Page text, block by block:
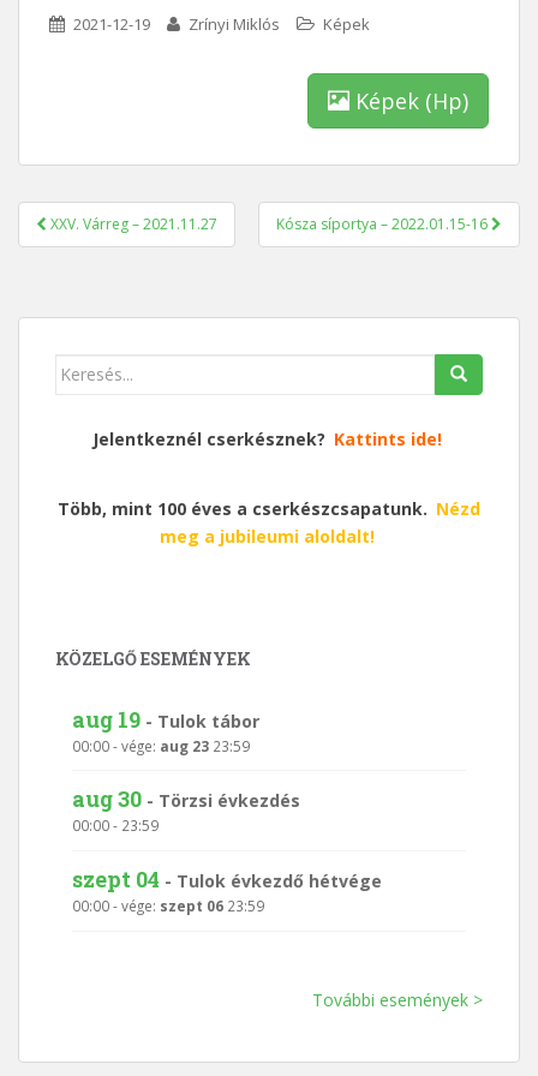
2021-12-19 Zrínyi Miklós Képek
Képek (Hp)
Bejegyzés
navigáció
XXV. Várreg – 2021.11.27 Kósza síportya – 2022.01.15-16
Keresés
Jelentkeznél cserkésznek? Kattints ide!
Több, mint 100 éves a cserkészcsapatunk. Nézd
meg a jubileumi aloldalt!
KÖZELGŐ ESEMÉNYEK
aug 19 - Tulok tábor
00:00- vége: aug 23 23:59
aug 30 - Törzsi évkezdés
00:00- 23:59
szept 04 - Tulok évkezdő hétvége
00:00- vége: szept 06 23:59
További események >